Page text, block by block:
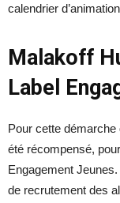
calendrier
Malakoff
Label
Pour cette démarche
été récompensé,
Engagement
de recrutement des